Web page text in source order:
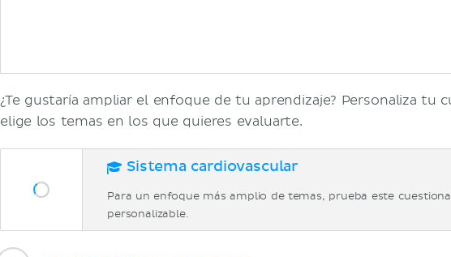
¿Te gustaría ampliar el enfoque de tu aprendizaje? Personaliza tu
elige los temas en los que quieres evaluarte.
Sistema cardiovascular
Para un enfoque más amplio de temas, prueba este
personalizable.